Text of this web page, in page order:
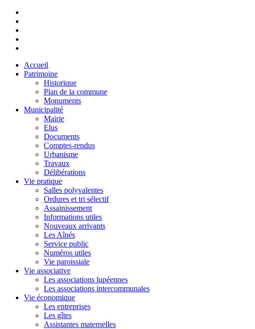
Accueil
Patrimoine
Historique
Plan de la commune
Monuments
Municipalité
Mairie
Elus
Documents
Comptes-rendus
Urbanisme
Travaux
Délibérations
Vie pratique
Salles polyvalentes
Ordures et tri sélectif
Assainissement
Informations utiles
Nouveaux arrivants
Les Aînés
Service public
Numéros utiles
Vie paroissiale
Vie associative
Les associations lupéennes
Les associations intercommunales
Vie économique
Les entreprises
Les gîtes
Assistantes maternelles